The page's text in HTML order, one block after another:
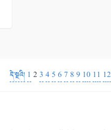
དེ་སྔའི། 1 234567 89 10 11 12